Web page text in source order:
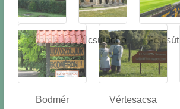
Óbarok
Alcsútdobo
z
Felcsút
Bodmér Vértesacsa